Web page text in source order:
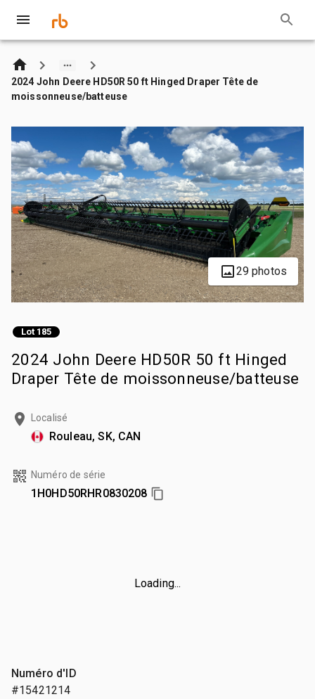
2024 John Deere HD50R 50 ft Hinged Draper Tête de
moissonneuse/batteuse
29 photos
Lot 185
2024 John Deere HD50R 50 ft Hinged
Draper Tête de moissonneuse/batteuse
Localisé
Rouleau, SK, CAN
Numéro de série
1H0HD50RHR0830208
Loading...
Numéro d'ID
#15421214